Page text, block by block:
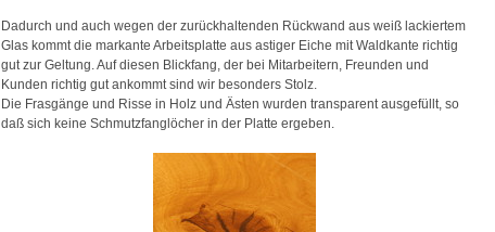
Dadurch und auch wegen der zurückhaltenden Rückwand aus weiß lackiertem
Glas kommt die markante Arbeitsplatte aus astiger Eiche mit Waldkante richtig
gut zur Geltung. Auf diesen Blickfang, der bei Mitarbeitern, Freunden und
Kunden richtig gut ankommt sind wir besonders Stolz.
Die Frasgänge und Risse in Holz und Ästen wurden transparent ausgefüllt, so
daß sich keine Schmutzfanglöcher in der Platte ergeben.